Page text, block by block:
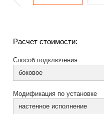
Расчет стоимости:
Способ подключения
боковое
Модификация по установке
настенное исполнение